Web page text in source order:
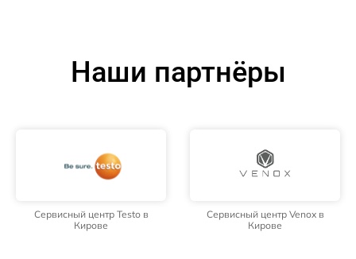
Наши партнёры
Сервисный центр Testo в
Кирове
Сервисный центр Venox в
Кирове